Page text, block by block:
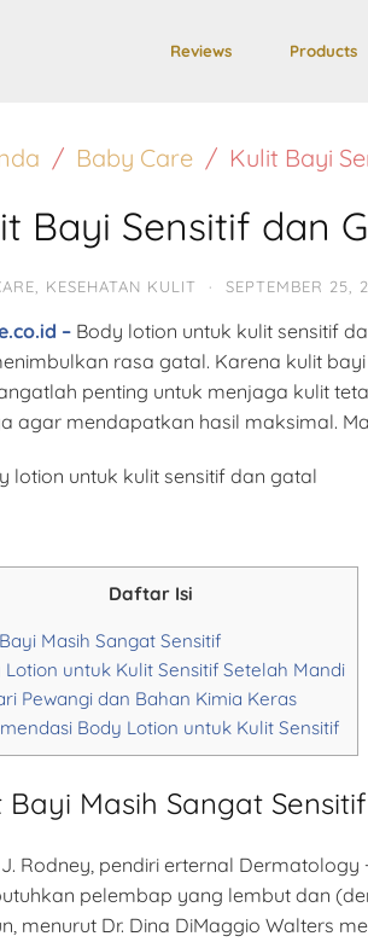
Reviews Products
Baby Care Kulit Bayi
Bayi Sensitif dan
, KESEHATAN KULIT · SEPTEMBER 25,
– Body lotion untuk kulit sensitif
rasa gatal. Karena kulit
penting untuk menjaga kulit
agar mendapatkan hasil maksimal.
Daftar Isi
Masih Sangat Sensitif
Lotion untuk Kulit Sensitif Setelah Mandi
Pewangi dan Bahan Kimia Keras
Body Lotion untuk Kulit Sensitif
Bayi Masih Sangat Sensitif
J. Rodney, pendiri erternal
pelembap yang lembut dan
menurut Dr. Dina DiMaggio Walters